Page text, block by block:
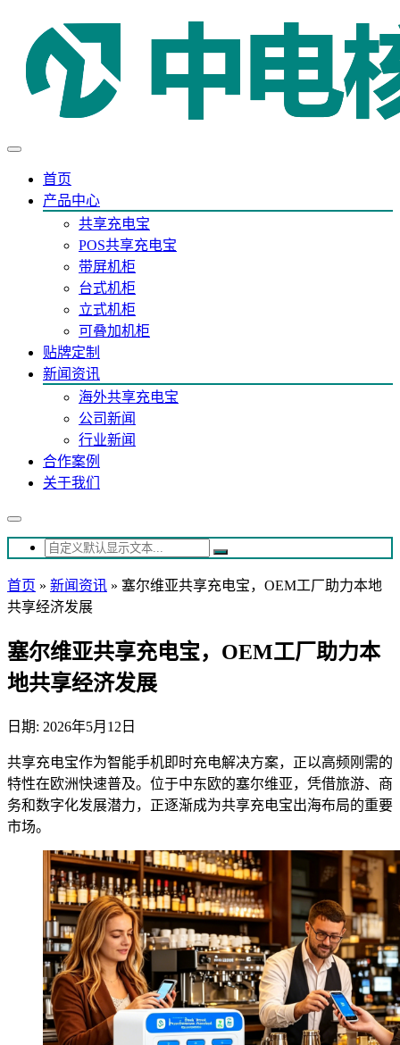
首页
产品中心
共享充电宝
POS共享充电宝
带屏机柜
台式机柜
立式机柜
可叠加机柜
贴牌定制
新闻资讯
海外共享充电宝
公司新闻
行业新闻
合作案例
关于我们
首页 » 新闻资讯 » 塞尔维亚共享充电宝，OEM工厂助力本地
共享经济发展
塞尔维亚共享充电宝，OEM工厂助力本
地共享经济发展
日期: 2026年5月12日
共享充电宝作为智能手机即时充电解决方案，正以高频刚需的
特性在欧洲快速普及。位于中东欧的塞尔维亚，凭借旅游、商
务和数字化发展潜力，正逐渐成为共享充电宝出海布局的重要
市场。